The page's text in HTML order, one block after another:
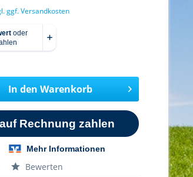
ggf. Versandkosten
In den Warenkorb
Bewerten